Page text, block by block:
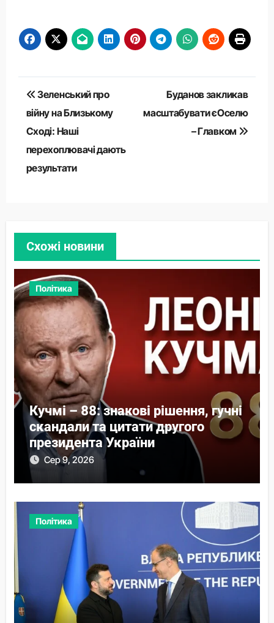
Навігація
записів
Зеленський про
війну на Близькому
Сході: Наші
перехоплювачі дають
результати
Буданов закликав
масштабувати єОселю
– Главком
Схожі новини
Політика
Кучмі – 88: знакові рішення, гучні
скандали та цитати другого
президента України
Сер 9, 2026
Політика